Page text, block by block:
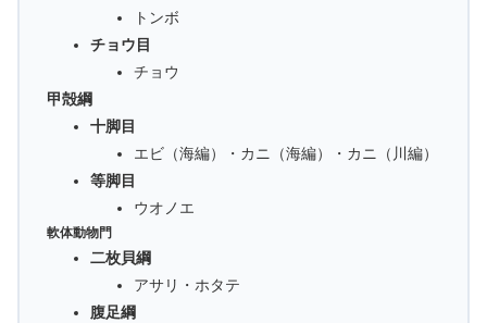
トンボ
チョウ目
チョウ
甲殻綱
十脚目
エビ（海編）・カニ（海編）・カニ（川編）
等脚目
ウオノエ
軟体動物門
二枚貝綱
アサリ・ホタテ
腹足綱